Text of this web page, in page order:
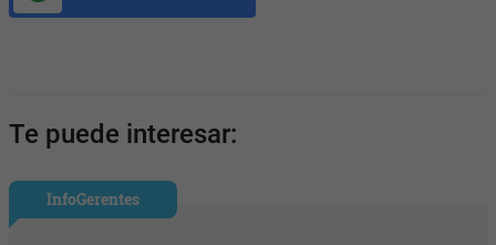
Te puede interesar:
InfoGerentes